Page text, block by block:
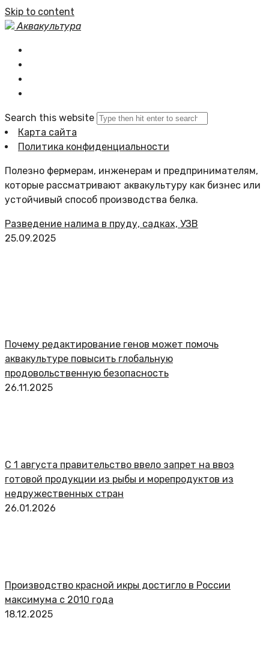
Skip to content
Аквакультура
Search this website
Карта сайта
Политика конфиденциальности
Полезно фермерам, инженерам и предпринимателям,
которые рассматривают аквакультуру как бизнес или
устойчивый способ производства белка.
Разведение налима в пруду, садках, УЗВ
25.09.2025
Почему редактирование генов может помочь
аквакультуре повысить глобальную
продовольственную безопасность
26.11.2025
С 1 августа правительство ввело запрет на ввоз
готовой продукции из рыбы и морепродуктов из
недружественных стран
26.01.2026
Производство красной икры достигло в России
максимума с 2010 года
18.12.2025